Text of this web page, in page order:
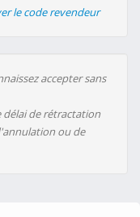
le code revendeur
accepter sans
délai de rétractation
ou de